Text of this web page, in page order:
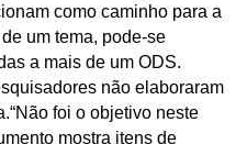
como caminho para a
um tema, pode-se
a mais de um ODS.
não elaboraram
foi o objetivo neste
mostra itens de